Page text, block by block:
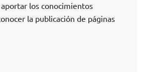
los conocimientos
la publicación de páginas